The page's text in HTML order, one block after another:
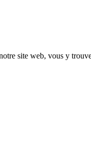
site web, vous y